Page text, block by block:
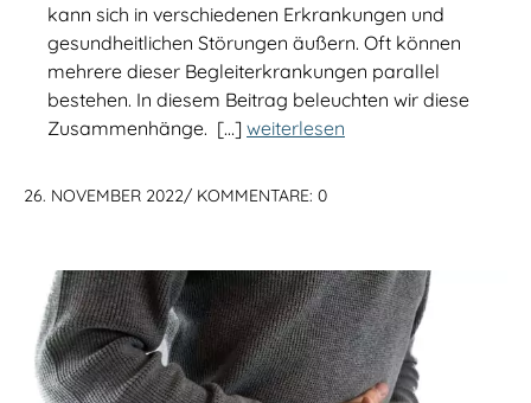
kann sich in verschiedenen Erkrankungen und
gesundheitlichen Störungen äußern. Oft können
mehrere dieser Begleiterkrankungen parallel
bestehen. In diesem Beitrag beleuchten wir diese
Zusammenhänge. […] weiterlesen
26. NOVEMBER 2022/ KOMMENTARE: 0